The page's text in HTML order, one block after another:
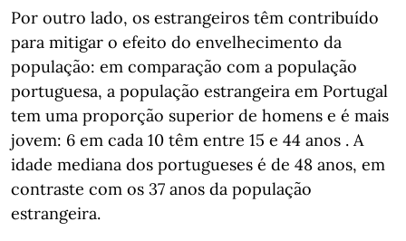
Por outro lado, os estrangeiros têm contribuído
para mitigar o efeito do envelhecimento da
população: em comparação com a população
portuguesa, a população estrangeira em Portugal
tem uma proporção superior de homens e é mais
jovem: 6 em cada 10 têm entre 15 e 44 anos . A
idade mediana dos portugueses é de 48 anos, em
contraste com os 37 anos da população
estrangeira.